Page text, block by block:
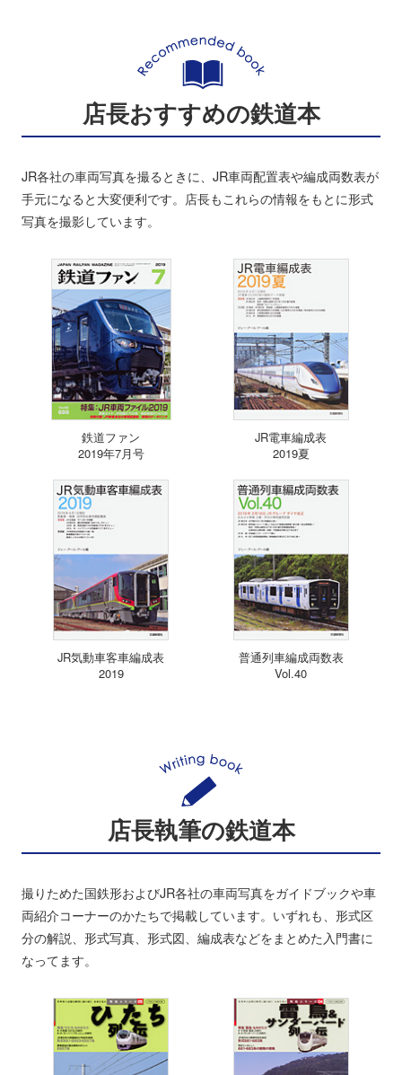
店長おすすめの鉄道本
JR各社の車両写真を撮るときに、JR車両配置表や編成両数表が
手元になると大変便利です。店長もこれらの情報をもとに形式
写真を撮影しています。
鉄道ファン
2019年7月号
JR電車編成表
2019夏
JR気動車客車編成表
2019
普通列車編成両数表
Vol.40
店長執筆の鉄道本
撮りためた国鉄形およびJR各社の車両写真をガイドブックや車
両紹介コーナーのかたちで掲載しています。いずれも、形式区
分の解説、形式写真、形式図、編成表などをまとめた入門書に
なってます。